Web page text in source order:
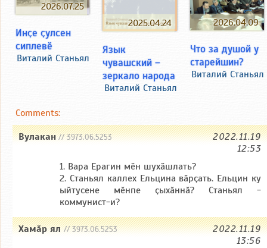
2026.07.25
Инҫе ҫулсен
сиплевӗ
Виталий Станьял
2025.04.24
Язык
чувашский –
зеркало народа
Виталий Станьял
2026.04.09
Что за душой у
старейшин?
Виталий Станьял
Comments:
Вулакан// 3973.06.5253
2022.11.19
12:53
1. Вара Ерагин мӗн шухӑшлать?
2. Станьял каллех Ельцина вӑрҫать. Ельцин ку
ыйтусене мӗнпе ҫыхӑннӑ? Станьял -
коммунист-и?
Хамӑр ял// 3973.06.5253
2022.11.19
13:56